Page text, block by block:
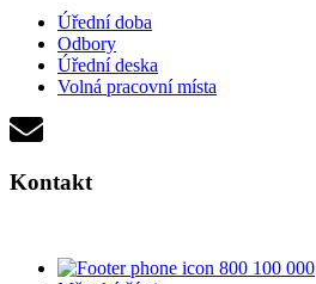
Úřední doba
Odbory
Úřední deska
Volná pracovní místa
Kontakt
800 100 000